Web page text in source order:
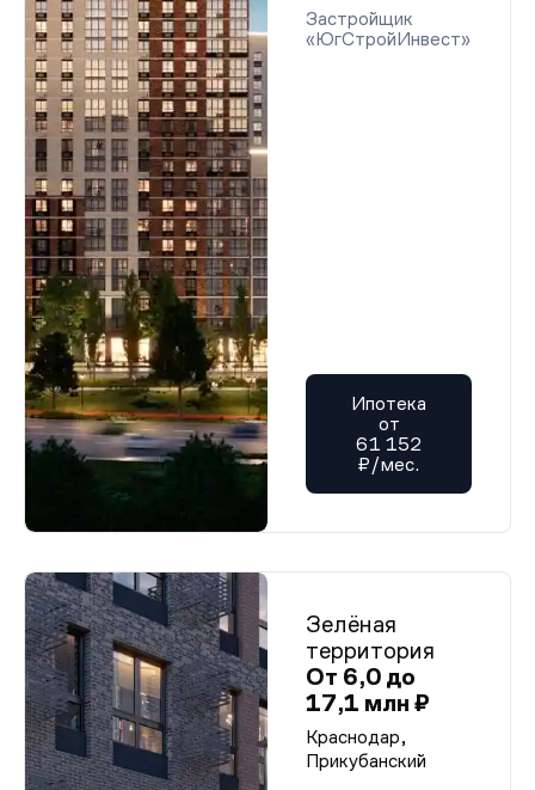
Застройщик
«ЮгСтройИнвест»
Ипотека
от
61 152
₽/мес.
Зелёная
территория
От 6,0 до
17,1 млн ₽
Краснодар,
Прикубанский